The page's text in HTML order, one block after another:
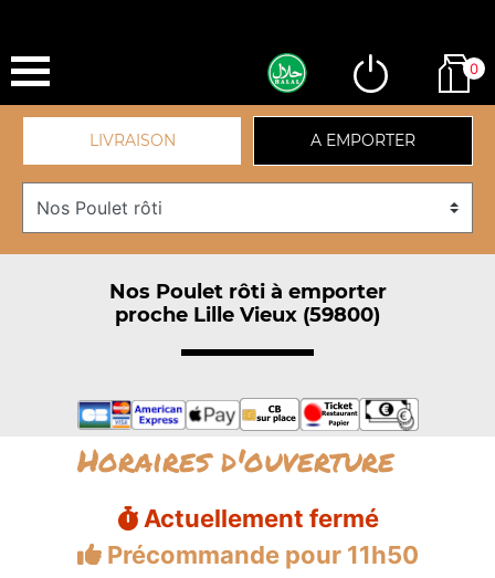
0
LIVRAISON A EMPORTER
Nos Poulet rôti à emporter
proche Lille Vieux (59800)
Horaires d'ouverture
Actuellement fermé
Précommande pour 11h50